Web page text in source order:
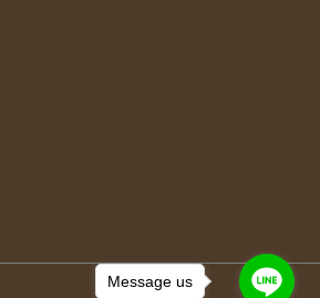
Message us